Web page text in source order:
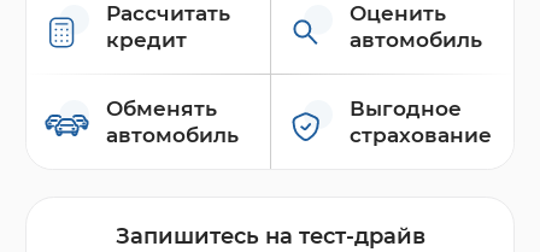
Рассчитать
кредит
Оценить
автомобиль
Обменять
автомобиль
Выгодное
страхование
Запишитесь на тест-драйв